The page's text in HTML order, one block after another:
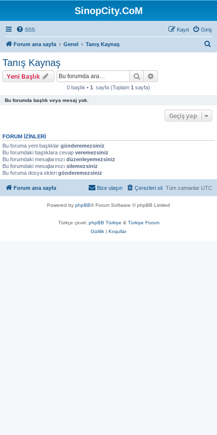
SinopCity.CoM
SSS Giriş
Kayıt
Forum ana sayfa Genel Tanış Kaynaş
Tanış Kaynaş
Yeni Başlık Ara
0 başlık • 1 . sayfa (Toplam 1 sayfa)
Bu forumda başlık veya mesaj yok.
Geçiş yap
FORUM IZINLERI
Bu foruma yeni başlıklar gönderemezsiniz
Bu forumdaki başlıklara cevap veremezsiniz
Bu forumdaki mesajlarınızı düzenleyemezsiniz
Bu forumdaki mesajlarınızı silemezsiniz
Bu foruma dosya ekleri gönderemezsiniz
Forum ana sayfa Tüm zamanlar UTC
Çerezleri sil
Bize ulaşın
Powered by phpBB® Forum Software © phpBB Limited
Türkçe çeviri: phpBB Türkiye & Türkiye Forum
Gizlilik | Koşullar